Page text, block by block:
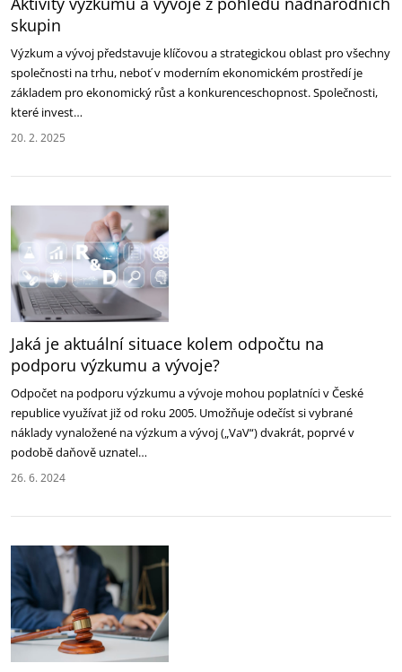
skupin
Výzkum a vývoj představuje klíčovou a strategickou oblast pro všechny
společnosti na trhu, neboť v moderním ekonomickém prostředí je
základem pro ekonomický růst a konkurenceschopnost. Společnosti,
které invest…
20. 2. 2025
Jaká je aktuální situace kolem odpočtu na
podporu výzkumu a vývoje?
Odpočet na podporu výzkumu a vývoje mohou poplatníci v České
republice využívat již od roku 2005. Umožňuje odečíst si vybrané
náklady vynaložené na výzkum a vývoj („VaV“) dvakrát, poprvé v
podobě daňově uznatel…
26. 6. 2024